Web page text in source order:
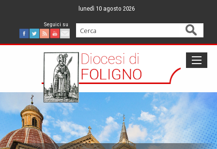
content
lunedì 10 agosto 2026
Facebook
Twitter
FeedYoutube
Mail
Cerca